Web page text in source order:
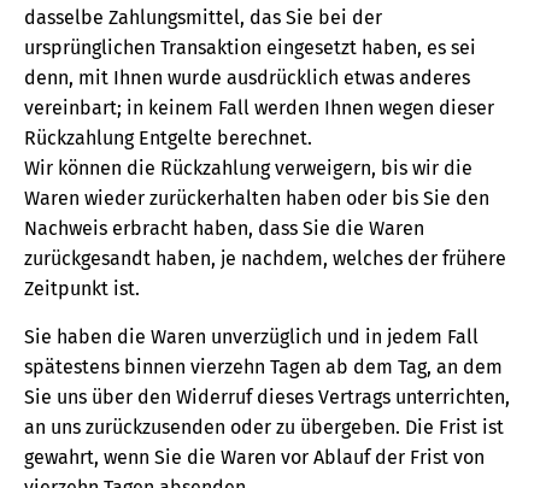
dasselbe Zahlungsmittel, das Sie bei der
ursprünglichen Transaktion eingesetzt haben, es sei
denn, mit Ihnen wurde ausdrücklich etwas anderes
vereinbart; in keinem Fall werden Ihnen wegen dieser
Rückzahlung Entgelte berechnet.
Wir können die Rückzahlung verweigern, bis wir die
Waren wieder zurückerhalten haben oder bis Sie den
Nachweis erbracht haben, dass Sie die Waren
zurückgesandt haben, je nachdem, welches der frühere
Zeitpunkt ist.
Sie haben die Waren unverzüglich und in jedem Fall
spätestens binnen vierzehn Tagen ab dem Tag, an dem
Sie uns über den Widerruf dieses Vertrags unterrichten,
an uns zurückzusenden oder zu übergeben. Die Frist ist
gewahrt, wenn Sie die Waren vor Ablauf der Frist von